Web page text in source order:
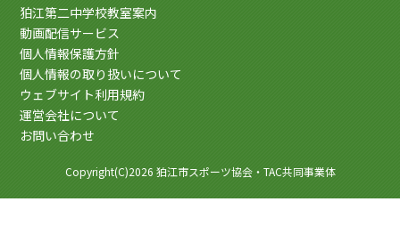
狛江第二中学校教室案内
動画配信サービス
個人情報保護方針
個人情報の取り扱いについて
ウェブサイト利用規約
運営会社について
お問い合わせ
Copyright(C)2026 狛江市スポーツ協会・TAC共同事業体